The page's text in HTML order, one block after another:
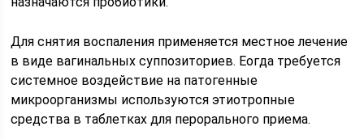
Для снятия воспаления применяется местное лечение
в виде вагинальных суппозиториев. Еогда требуется
системное воздействие на патогенные
микроорганизмы используются этиотропные
средства в таблетках для перорального приема.